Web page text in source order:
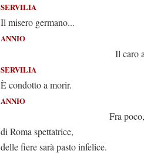
SERVILIA
Il misero germano...
ANNIO
Il caro
SERVILIA
È condotto a morir.
ANNIO
Fra poco, in
di Roma spettatrice,
delle fiere sarà pasto infelice.